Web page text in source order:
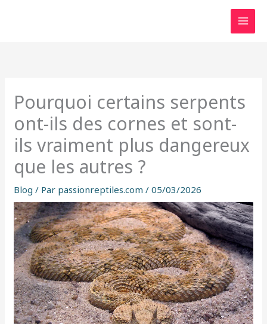
Pourquoi certains serpents
ont-ils des cornes et sont-
ils vraiment plus dangereux
que les autres ?
Blog / Par passionreptiles.com/05/03/2026